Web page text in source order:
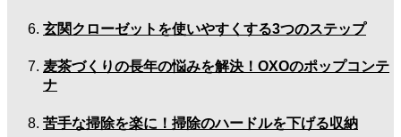
玄関クローゼットを使いやすくする3つのステップ
麦茶づくりの長年の悩みを解決！OXOのポップコンテ
ナ
苦手な掃除を楽に！掃除のハードルを下げる収納